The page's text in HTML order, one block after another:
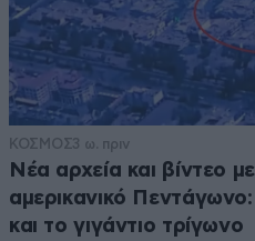
ΚΟΣΜΟΣ3 ω. πριν
Νέα αρχεία και βίντεο
αμερικανικό
και το γιγάντιο τρίγωνο